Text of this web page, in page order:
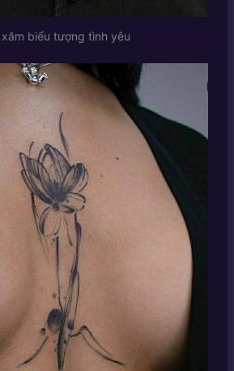
xăm biểu tượng tình yêu